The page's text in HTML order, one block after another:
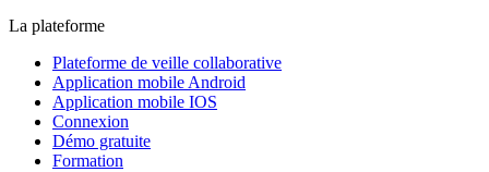
La plateforme
Plateforme de veille collaborative
Application mobile Android
Application mobile IOS
Connexion
Démo gratuite
Formation